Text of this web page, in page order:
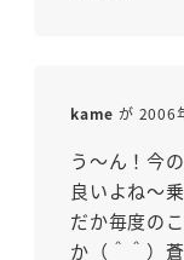
kame が 2006
う～ん！今
良いよね～
だか毎度の
か（＾＾）